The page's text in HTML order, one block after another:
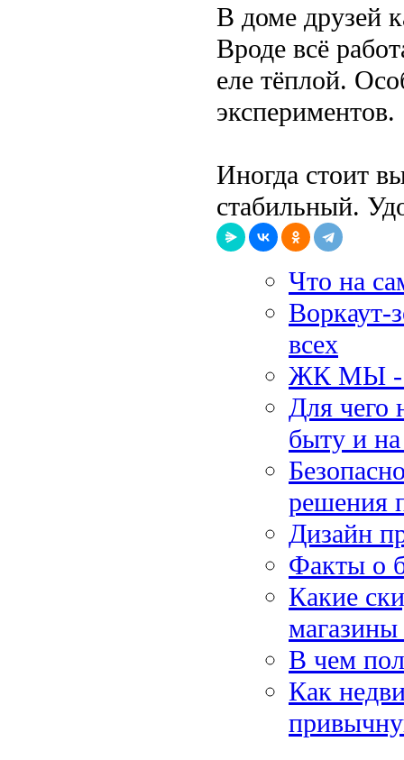
В доме друзей
Вроде всё
еле тёплой.
экспериментов.
Иногда стоит
стабильный.
Что на
Воркаут-
всех
ЖК МЫ -
Для
быту и на
решения
Дизайн
Факты о
Какие
В чем
Как